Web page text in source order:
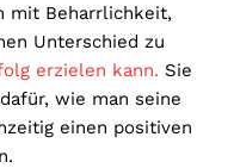
mit Beharrlichkeit,
Unterschied zu
erzielen kann. Sie
wie man seine
einen positiven